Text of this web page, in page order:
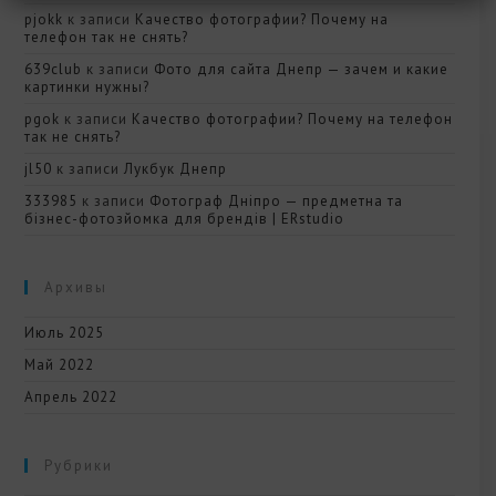
pjokk к записи Качество фотографии? Почему на
телефон так не снять?
639club к записи Фото для сайта Днепр — зачем и какие
картинки нужны?
pgok к записи Качество фотографии? Почему на телефон
так не снять?
jl50 к записи Лукбук Днепр
333985 к записи Фотограф Дніпро — предметна та
бізнес-фотозйомка для брендів | ERstudio
Архивы
Июль 2025
Май 2022
Апрель 2022
Рубрики